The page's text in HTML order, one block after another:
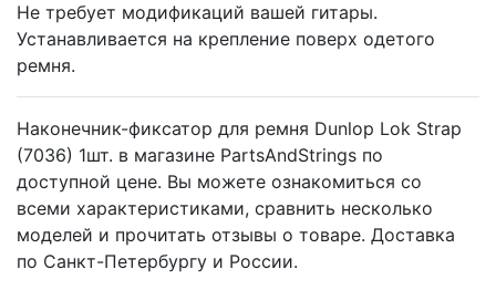
Не требует модификаций вашей гитары.
Устанавливается на крепление поверх одетого
ремня.
Наконечник-фиксатор для ремня Dunlop Lok Strap
(7036) 1шт. в магазине PartsAndStrings по
доступной цене. Вы можете ознакомиться со
всеми характеристиками, сравнить несколько
моделей и прочитать отзывы о товаре. Доставка
по Санкт-Петербургу и России.